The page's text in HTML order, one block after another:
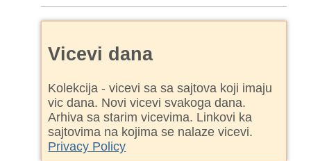
Vicevi dana
Kolekcija - vicevi sa sa sajtova koji imaju
vic dana. Novi vicevi svakoga dana.
Arhiva sa starim vicevima. Linkovi ka
sajtovima na kojima se nalaze vicevi.
Privacy Policy